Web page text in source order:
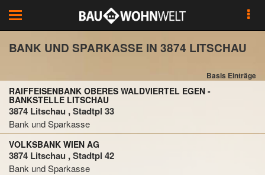
Toggle
navigation
BANK UND SPARKASSE IN 3874 LITSCHAU
Basis Einträge
RAIFFEISENBANK OBERES WALDVIERTEL EGEN -
BANKSTELLE LITSCHAU
3874 Litschau , Stadtpl 33
Bank und Sparkasse
VOLKSBANK WIEN AG
3874 Litschau , Stadtpl 42
Bank und Sparkasse